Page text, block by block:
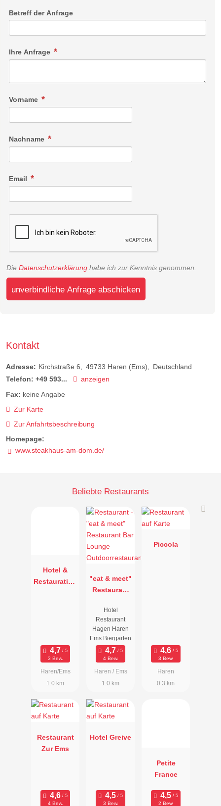
Betreff der Anfrage
Ihre Anfrage
Vorname
Nachname
Email
Die Datenschutzerklärung habe ich zur Kenntnis genommen.
unverbindliche Anfrage abschicken
Kontakt
Adresse: Kirchstraße 6 49733 Haren (Ems)
Deutschland
Telefon: +49 593...
anzeigen
Fax: keine Angabe
Zur Karte
Zur Anfahrtsbeschreibung
Homepage:
www.steakhaus-am-dom.de/
Beliebte Restaurants
Hotel &
Restauration
3 Bew.
Haren/Ems
1.0 km
"eat & meet"
Restaurant
Outdoorrest
aurant
Hotel
Restaurant
Hagen Haren
Ems Biergarten
4 Bew.
Haren / Ems
1.0 km
Piccola
3 Bew.
Haren
0.3 km
Restaurant
Zur Ems
4 Bew.
Hotel Greive
3 Bew.
Petite
France
2 Bew.